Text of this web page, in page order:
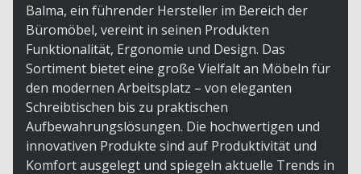
Balma, ein führender Hersteller im Bereich der
Büromöbel, vereint in seinen Produkten
Funktionalität, Ergonomie und Design. Das
Sortiment bietet eine große Vielfalt an Möbeln für
den modernen Arbeitsplatz – von eleganten
Schreibtischen bis zu praktischen
Aufbewahrungslösungen. Die hochwertigen und
innovativen Produkte sind auf Produktivität und
Komfort ausgelegt und spiegeln aktuelle Trends in